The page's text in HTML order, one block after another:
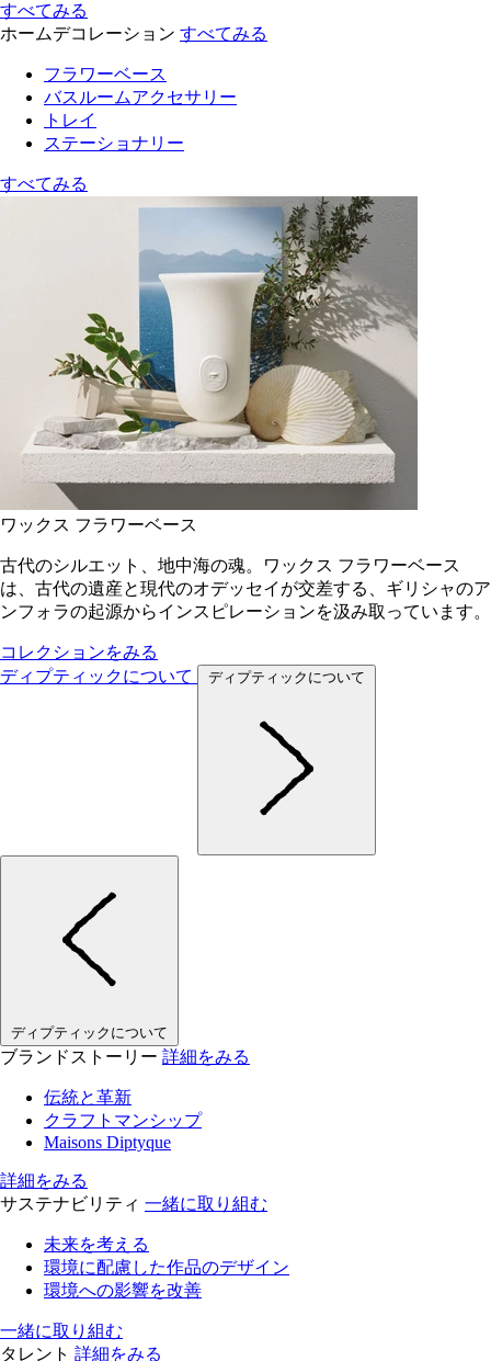
すべてみる
ホームデコレーション すべてみる
フラワーベース
バスルームアクセサリー
トレイ
ステーショナリー
すべてみる
ワックス フラワーベース
古代のシルエット、地中海の魂。ワックス フラワーベース
は、古代の遺産と現代のオデッセイが交差する、ギリシャのア
ンフォラの起源からインスピレーションを汲み取っています。
コレクションをみる
ディプティックについて
ディプティックについて
ディプティックについて
ブランドストーリー 詳細をみる
伝統と革新
クラフトマンシップ
Maisons Diptyque
詳細をみる
サステナビリティ 一緒に取り組む
未来を考える
環境に配慮した作品のデザイン
環境への影響を改善
一緒に取り組む
タレント 詳細をみる